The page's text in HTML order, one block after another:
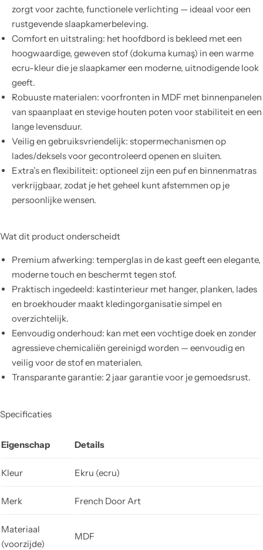
zorgt voor zachte, functionele verlichting — ideaal voor een
rustgevende slaapkamerbeleving.
Comfort en uitstraling: het hoofdbord is bekleed met een
hoogwaardige, geweven stof (dokuma kumaş) in een warme
ecru-kleur die je slaapkamer een moderne, uitnodigende look
geeft.
Robuuste materialen: voorfronten in MDF met binnenpanelen
van spaanplaat en stevige houten poten voor stabiliteit en een
lange levensduur.
Veilig en gebruiksvriendelijk: stopermechanismen op
lades/deksels voor gecontroleerd openen en sluiten.
Extra’s en flexibiliteit: optioneel zijn een puf en binnenmatras
verkrijgbaar, zodat je het geheel kunt afstemmen op je
persoonlijke wensen.
Wat dit product onderscheidt
Premium afwerking: temperglas in de kast geeft een elegante,
moderne touch en beschermt tegen stof.
Praktisch ingedeeld: kastinterieur met hanger, planken, lades
en broekhouder maakt kledingorganisatie simpel en
overzichtelijk.
Eenvoudig onderhoud: kan met een vochtige doek en zonder
agressieve chemicaliën gereinigd worden — eenvoudig en
veilig voor de stof en materialen.
Transparante garantie: 2 jaar garantie voor je gemoedsrust.
Specificaties
Eigenschap Details
Kleur Ekru (ecru)
Merk French Door Art
Materiaal
(voorzijde)
MDF